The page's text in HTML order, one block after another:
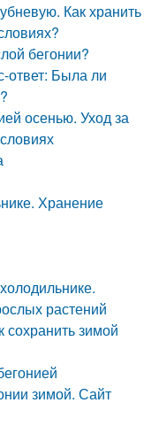
Как хранить
бегонии?
ответ: Была ли
осенью. Уход за
Хранение
растений
сохранить зимой
зимой. Сайт